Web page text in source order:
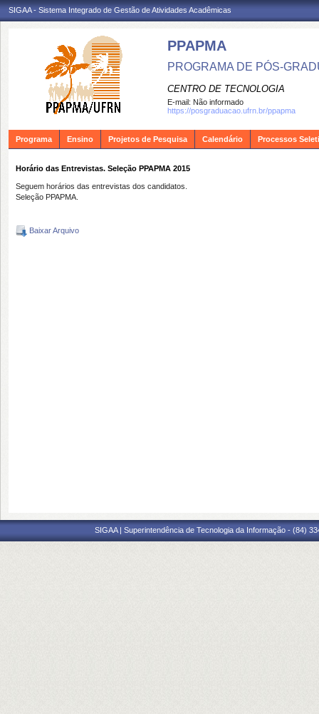
SIGAA - Sistema Integrado de Gestão de Atividades Acadêmicas
PPAPMA
PROGRAMA DE PÓS-
CENTRO DE TECNOLOGIA
E-mail: Não informado
https://posgraduacao.ufrn.br/ppapma
Programa Ensino Projetos de Pesquisa Calendário Processos
Horário das Entrevistas. Seleção PPAPMA 2015
Seguem horários das entrevistas dos candidatos.
Seleção PPAPMA.
Baixar Arquivo
SIGAA | Superintendência de Tecnologia da Informação - (84)